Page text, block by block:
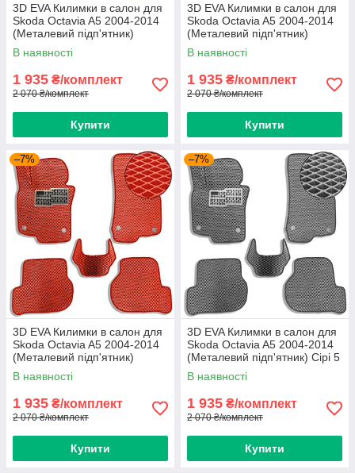
3D EVA Килимки в салон для
Skoda Octavia A5 2004-2014
(Металевий підп'ятник)
Бежеві 5 шт
В наявності
1 935 ₴/комплект
2 070 ₴/комплект
Купити
3D EVA Килимки в салон для
Skoda Octavia A5 2004-2014
(Металевий підп'ятник)
Коричневі 5 шт
В наявності
1 935 ₴/комплект
2 070 ₴/комплект
Купити
–7%
3D EVA Килимки в салон для
Skoda Octavia A5 2004-2014
(Металевий підп'ятник)
Червоні 5 шт
В наявності
1 935 ₴/комплект
2 070 ₴/комплект
Купити
–7%
3D EVA Килимки в салон для
Skoda Octavia A5 2004-2014
(Металевий підп'ятник) Сірі 5
шт
В наявності
1 935 ₴/комплект
2 070 ₴/комплект
Купити